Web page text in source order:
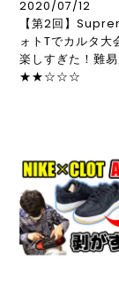
2020/07/12
【第2回】
ォトTでカルタ大
楽しすぎた！難
★★☆☆☆